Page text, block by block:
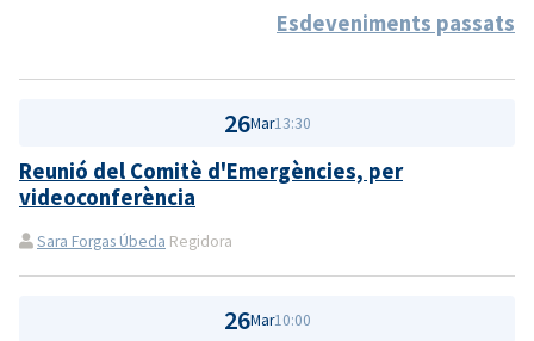
Esdeveniments passats
26Mar13:30
Reunió del Comitè d'Emergències, per
videoconferència
Sara Forgas Úbeda Regidora
26Mar10:00